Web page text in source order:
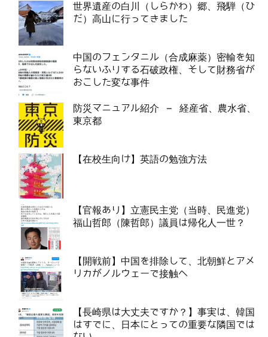
世界遺産の白川（しらかわ）郷、飛騨（ひ
だ）高山に行ってきました
中国のフェンタニル（合成麻薬）密輸を知
らないふりする石破政権、そして財務省が
おこした変な事件
防災マニュアル紹介 – 経産省、農水省、
東京都
【在校生向け】英語の勉強方法
【官報あり】立憲民主党（当時、民進党）
福山哲郎（陳哲郎）議員は帰化人一世？
【開戦前】中国を排除して、北朝鮮とアメ
リカがノルウェーで接触へ
【長崎県は大丈夫ですか？】事実は、韓国
はすでに、日本にとっての重要な隣国では